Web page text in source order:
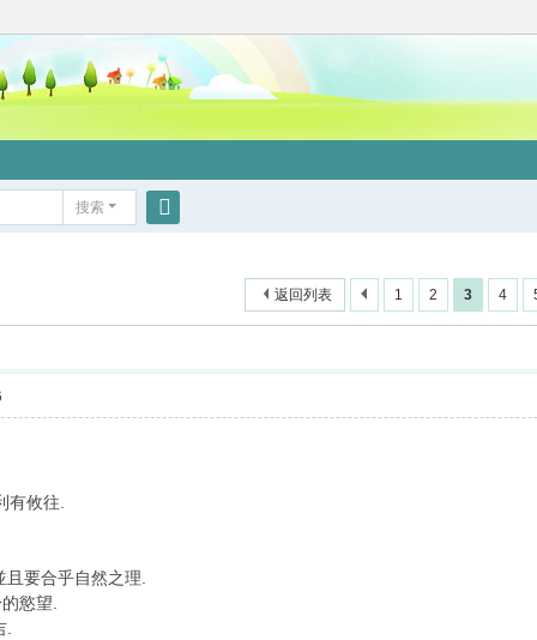
搜索
1 2 3 4
返回列表
有攸往.
要合乎自然之理.
慾望.